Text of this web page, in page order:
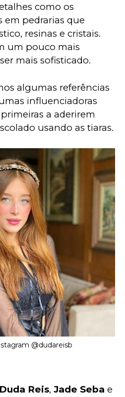
como os
em pedrarias que
resinas e cristais.
um pouco mais
mais sofisticado.
algumas referências
influenciadoras
a aderirem
usando as tiaras.
@dudareisb
Duda Reis, Jade Seba e